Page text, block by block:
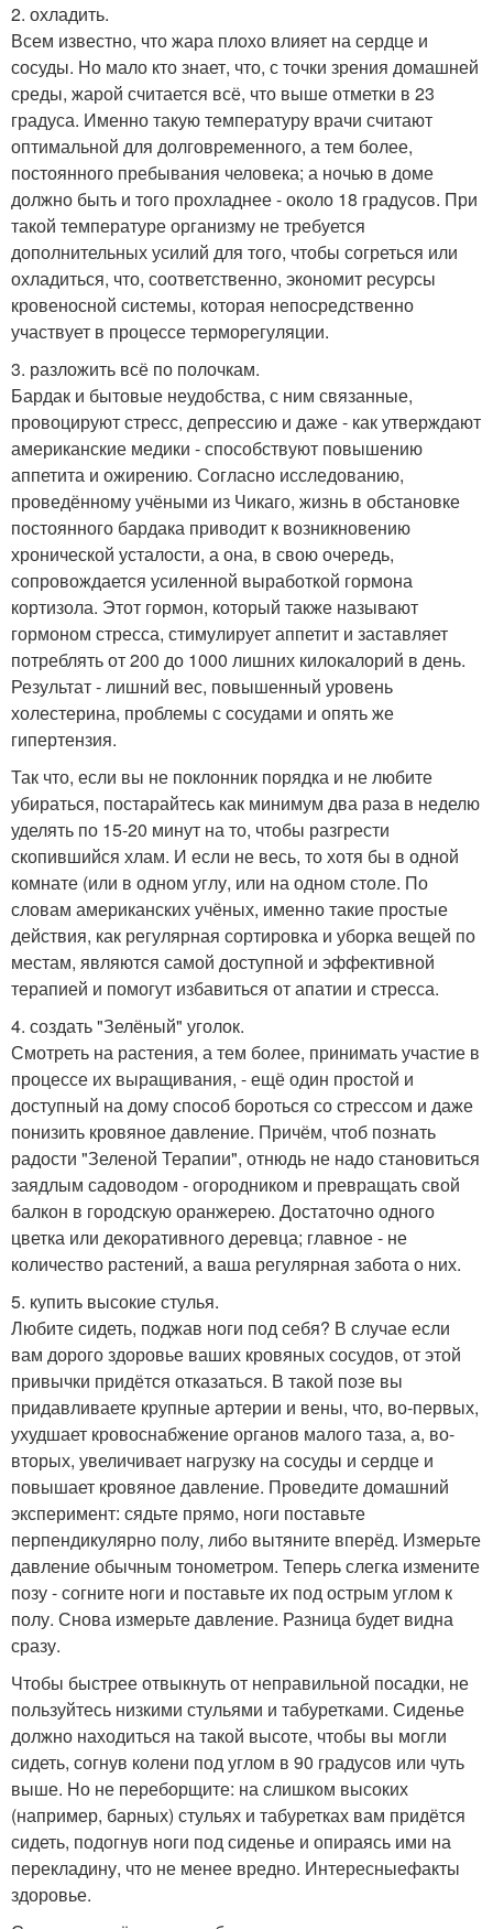
2. охладить.
Всем известно, что жара плохо влияет на сердце и
сосуды. Но мало кто знает, что, с точки зрения домашней
среды, жарой считается всё, что выше отметки в 23
градуса. Именно такую температуру врачи считают
оптимальной для долговременного, а тем более,
постоянного пребывания человека; а ночью в доме
должно быть и того прохладнее - около 18 градусов. При
такой температуре организму не требуется
дополнительных усилий для того, чтобы согреться или
охладиться, что, соответственно, экономит ресурсы
кровеносной системы, которая непосредственно
участвует в процессе терморегуляции.
3. разложить всё по полочкам.
Бардак и бытовые неудобства, с ним связанные,
провоцируют стресс, депрессию и даже - как утверждают
американские медики - способствуют повышению
аппетита и ожирению. Согласно исследованию,
проведённому учёными из Чикаго, жизнь в обстановке
постоянного бардака приводит к возникновению
хронической усталости, а она, в свою очередь,
сопровождается усиленной выработкой гормона
кортизола. Этот гормон, который также называют
гормоном стресса, стимулирует аппетит и заставляет
потреблять от 200 до 1000 лишних килокалорий в день.
Результат - лишний вес, повышенный уровень
холестерина, проблемы с сосудами и опять же
гипертензия.
Так что, если вы не поклонник порядка и не любите
убираться, постарайтесь как минимум два раза в неделю
уделять по 15-20 минут на то, чтобы разгрести
скопившийся хлам. И если не весь, то хотя бы в одной
комнате (или в одном углу, или на одном столе. По
словам американских учёных, именно такие простые
действия, как регулярная сортировка и уборка вещей по
местам, являются самой доступной и эффективной
терапией и помогут избавиться от апатии и стресса.
4. создать "Зелёный" уголок.
Смотреть на растения, а тем более, принимать участие в
процессе их выращивания, - ещё один простой и
доступный на дому способ бороться со стрессом и даже
понизить кровяное давление. Причём, чтоб познать
радости "Зеленой Терапии", отнюдь не надо становиться
заядлым садоводом - огородником и превращать свой
балкон в городскую оранжерею. Достаточно одного
цветка или декоративного деревца; главное - не
количество растений, а ваша регулярная забота о них.
5. купить высокие стулья.
Любите сидеть, поджав ноги под себя? В случае если
вам дорого здоровье ваших кровяных сосудов, от этой
привычки придётся отказаться. В такой позе вы
придавливаете крупные артерии и вены, что, во-первых,
ухудшает кровоснабжение органов малого таза, а, во-
вторых, увеличивает нагрузку на сосуды и сердце и
повышает кровяное давление. Проведите домашний
эксперимент: сядьте прямо, ноги поставьте
перпендикулярно полу, либо вытяните вперёд. Измерьте
давление обычным тонометром. Теперь слегка измените
позу - согните ноги и поставьте их под острым углом к
полу. Снова измерьте давление. Разница будет видна
сразу.
Чтобы быстрее отвыкнуть от неправильной посадки, не
пользуйтесь низкими стульями и табуретками. Сиденье
должно находиться на такой высоте, чтобы вы могли
сидеть, согнув колени под углом в 90 градусов или чуть
выше. Но не переборщите: на слишком высоких
(например, барных) стульях и табуретках вам придётся
сидеть, подогнув ноги под сиденье и опираясь ими на
перекладину, что не менее вредно. Интересныефакты
здоровье.